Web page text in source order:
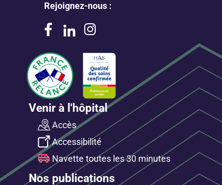
Rejoignez-nous :
Venir à l'hôpital
Accès
Accessibilité
Navette toutes les 30 minutes
Nos publications